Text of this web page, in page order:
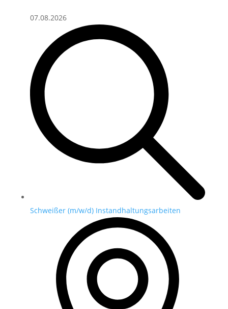
07.08.2026
Schweißer (m/w/d) Instandhaltungsarbeiten